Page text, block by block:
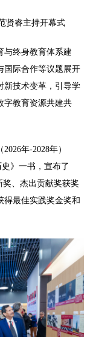
贤睿主持开幕式
与终身教育体系建
国际合作等议题展开
新技术变革，引导学
字教育资源共建共
年-2028年）
》一书，宣布了
、杰出贡献奖获奖
得最佳实践奖金奖和